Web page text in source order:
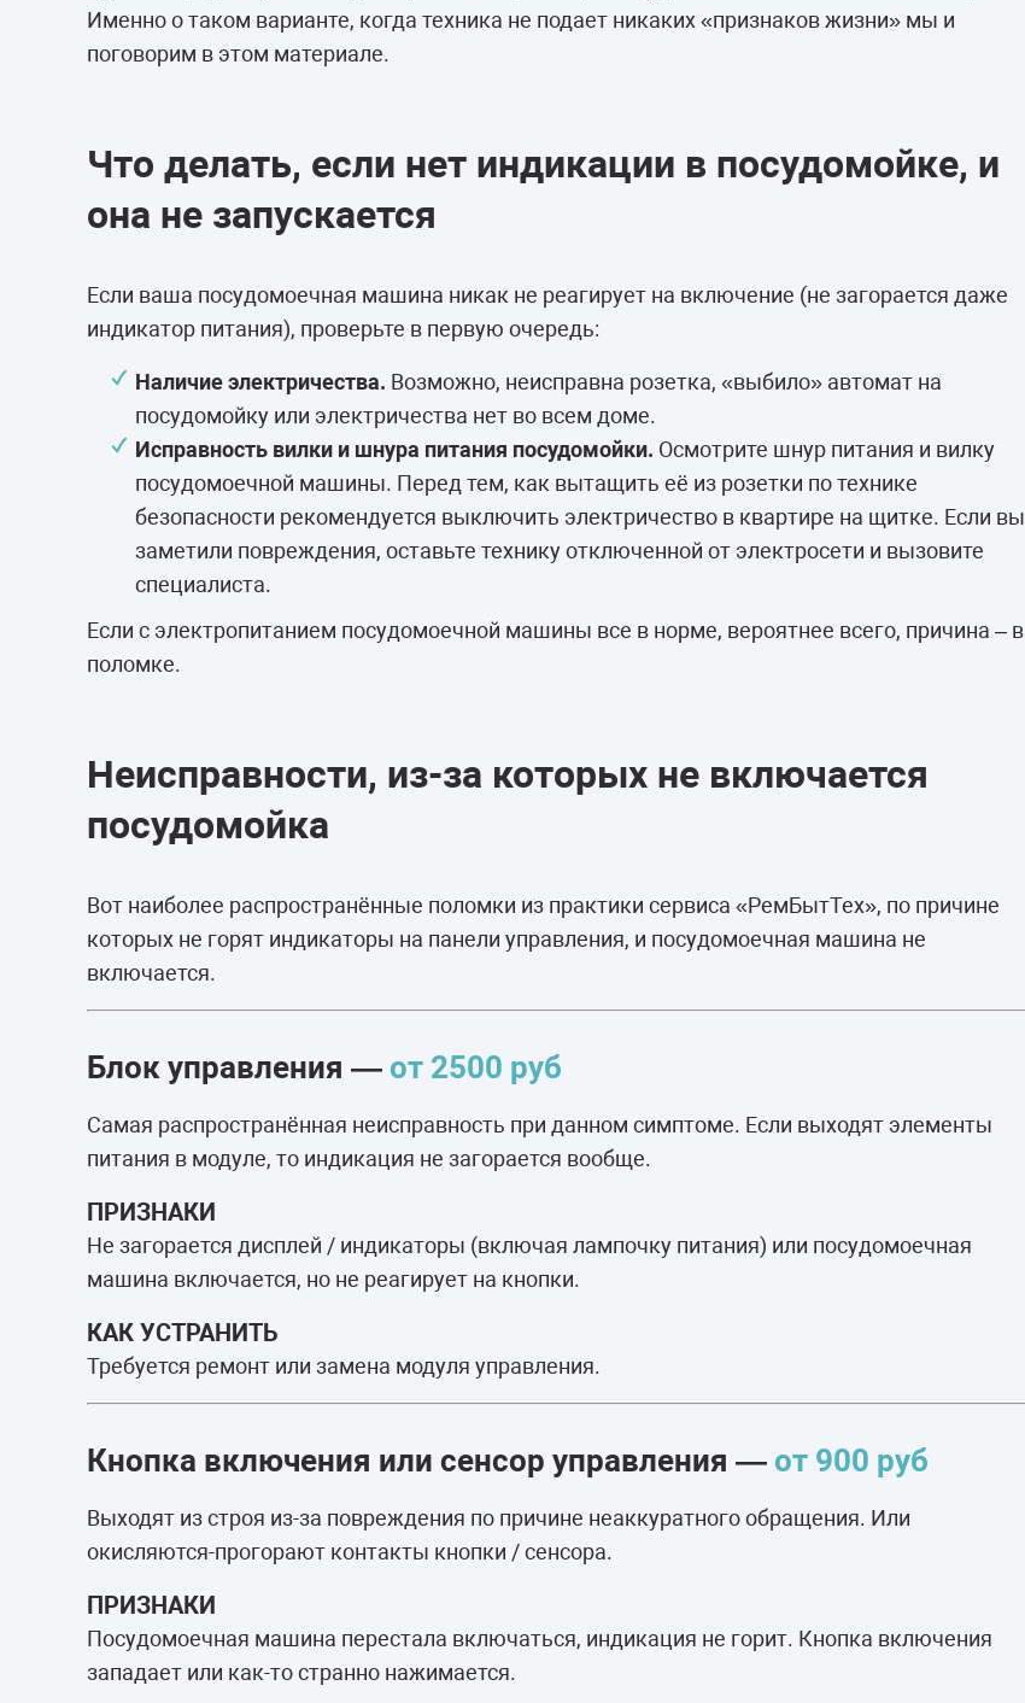
Именно о таком варианте, когда техника не подает никаких «признаков жизни» мы и
поговорим в этом материале.
Что делать, если нет индикации в посудомойке, и
она не запускается
Если ваша посудомоечная машина никак не реагирует на включение (не загорается даже
индикатор питания), проверьте в первую очередь:
Наличие электричества. Возможно, неисправна розетка, «выбило» автомат на
посудомойку или электричества нет во всем доме.
Исправность вилки и шнура питания посудомойки. Осмотрите шнур питания и вилку
посудомоечной машины. Перед тем, как вытащить её из розетки по технике
безопасности рекомендуется выключить электричество в квартире на щитке. Если вы
заметили повреждения, оставьте технику отключенной от электросети и вызовите
специалиста.
Если с электропитанием посудомоечной машины все в норме, вероятнее всего, причина – в
поломке.
Неисправности, из-за которых не включается
посудомойка
Вот наиболее распространённые поломки из практики сервиса «РемБытТех», по причине
которых не горят индикаторы на панели управления, и посудомоечная машина не
включается.
Блок управления — от 2500 руб
Самая распространённая неисправность при данном симптоме. Если выходят элементы
питания в модуле, то индикация не загорается вообще.
ПРИЗНАКИ
Не загорается дисплей / индикаторы (включая лампочку питания) или посудомоечная
машина включается, но не реагирует на кнопки.
КАК УСТРАНИТЬ
Требуется ремонт или замена модуля управления.
Кнопка включения или сенсор управления — от 900 руб
Выходят из строя из-за повреждения по причине неаккуратного обращения. Или
окисляются-прогорают контакты кнопки / сенсора.
ПРИЗНАКИ
Посудомоечная машина перестала включаться, индикация не горит. Кнопка включения
западает или как-то странно нажимается.